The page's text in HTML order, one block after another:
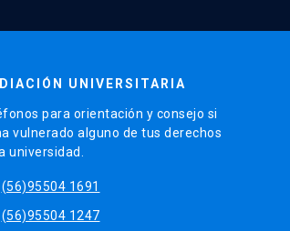
UNIVERSITARIA
para orientación y consejo si
vulnerado alguno de tus derechos
universidad.
(56)95504 1691
(56)95504 1247